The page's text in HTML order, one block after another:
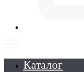
Каталог